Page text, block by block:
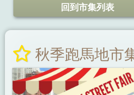
回到市集列表
秋季跑馬地市